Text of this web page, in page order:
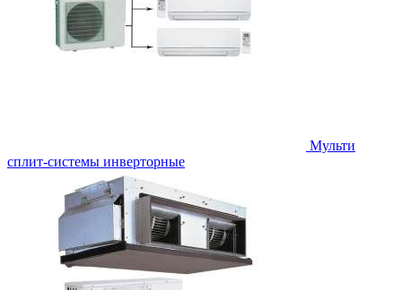
Мульти
сплит-системы инверторные